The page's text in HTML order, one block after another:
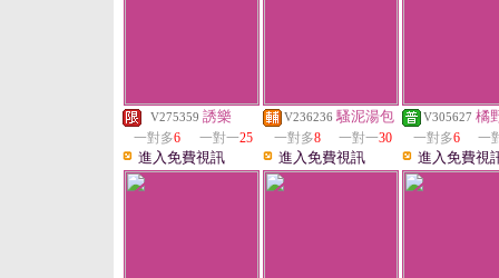
V275359 誘樂
一對多6 一對一25
進入免費視訊
V236236 騷泥湯包
一對多8 一對一30
進入免費視訊
V305627 橘
一對多6 一
進入免費視